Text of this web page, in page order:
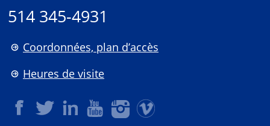
514 345-4931
Coordonnées, plan d’accès
Heures de visite